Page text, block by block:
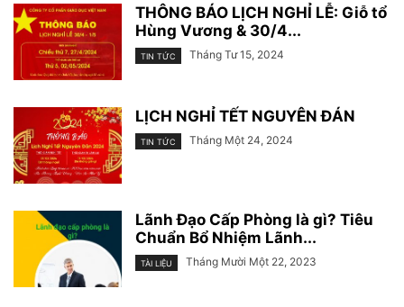
THÔNG BÁO LỊCH NGHỈ LỄ: Giỗ tổ
Hùng Vương & 30/4...
TIN TỨC Tháng Tư 15, 2024
LỊCH NGHỈ TẾT NGUYÊN ĐÁN
TIN TỨC Tháng Một 24, 2024
Lãnh Đạo Cấp Phòng là gì? Tiêu
Chuẩn Bổ Nhiệm Lãnh...
TÀI LIỆU Tháng Mười Một 22, 2023